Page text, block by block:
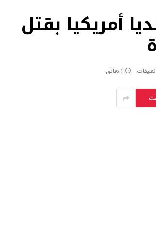
أمريكيا بقتل
1 دقائق